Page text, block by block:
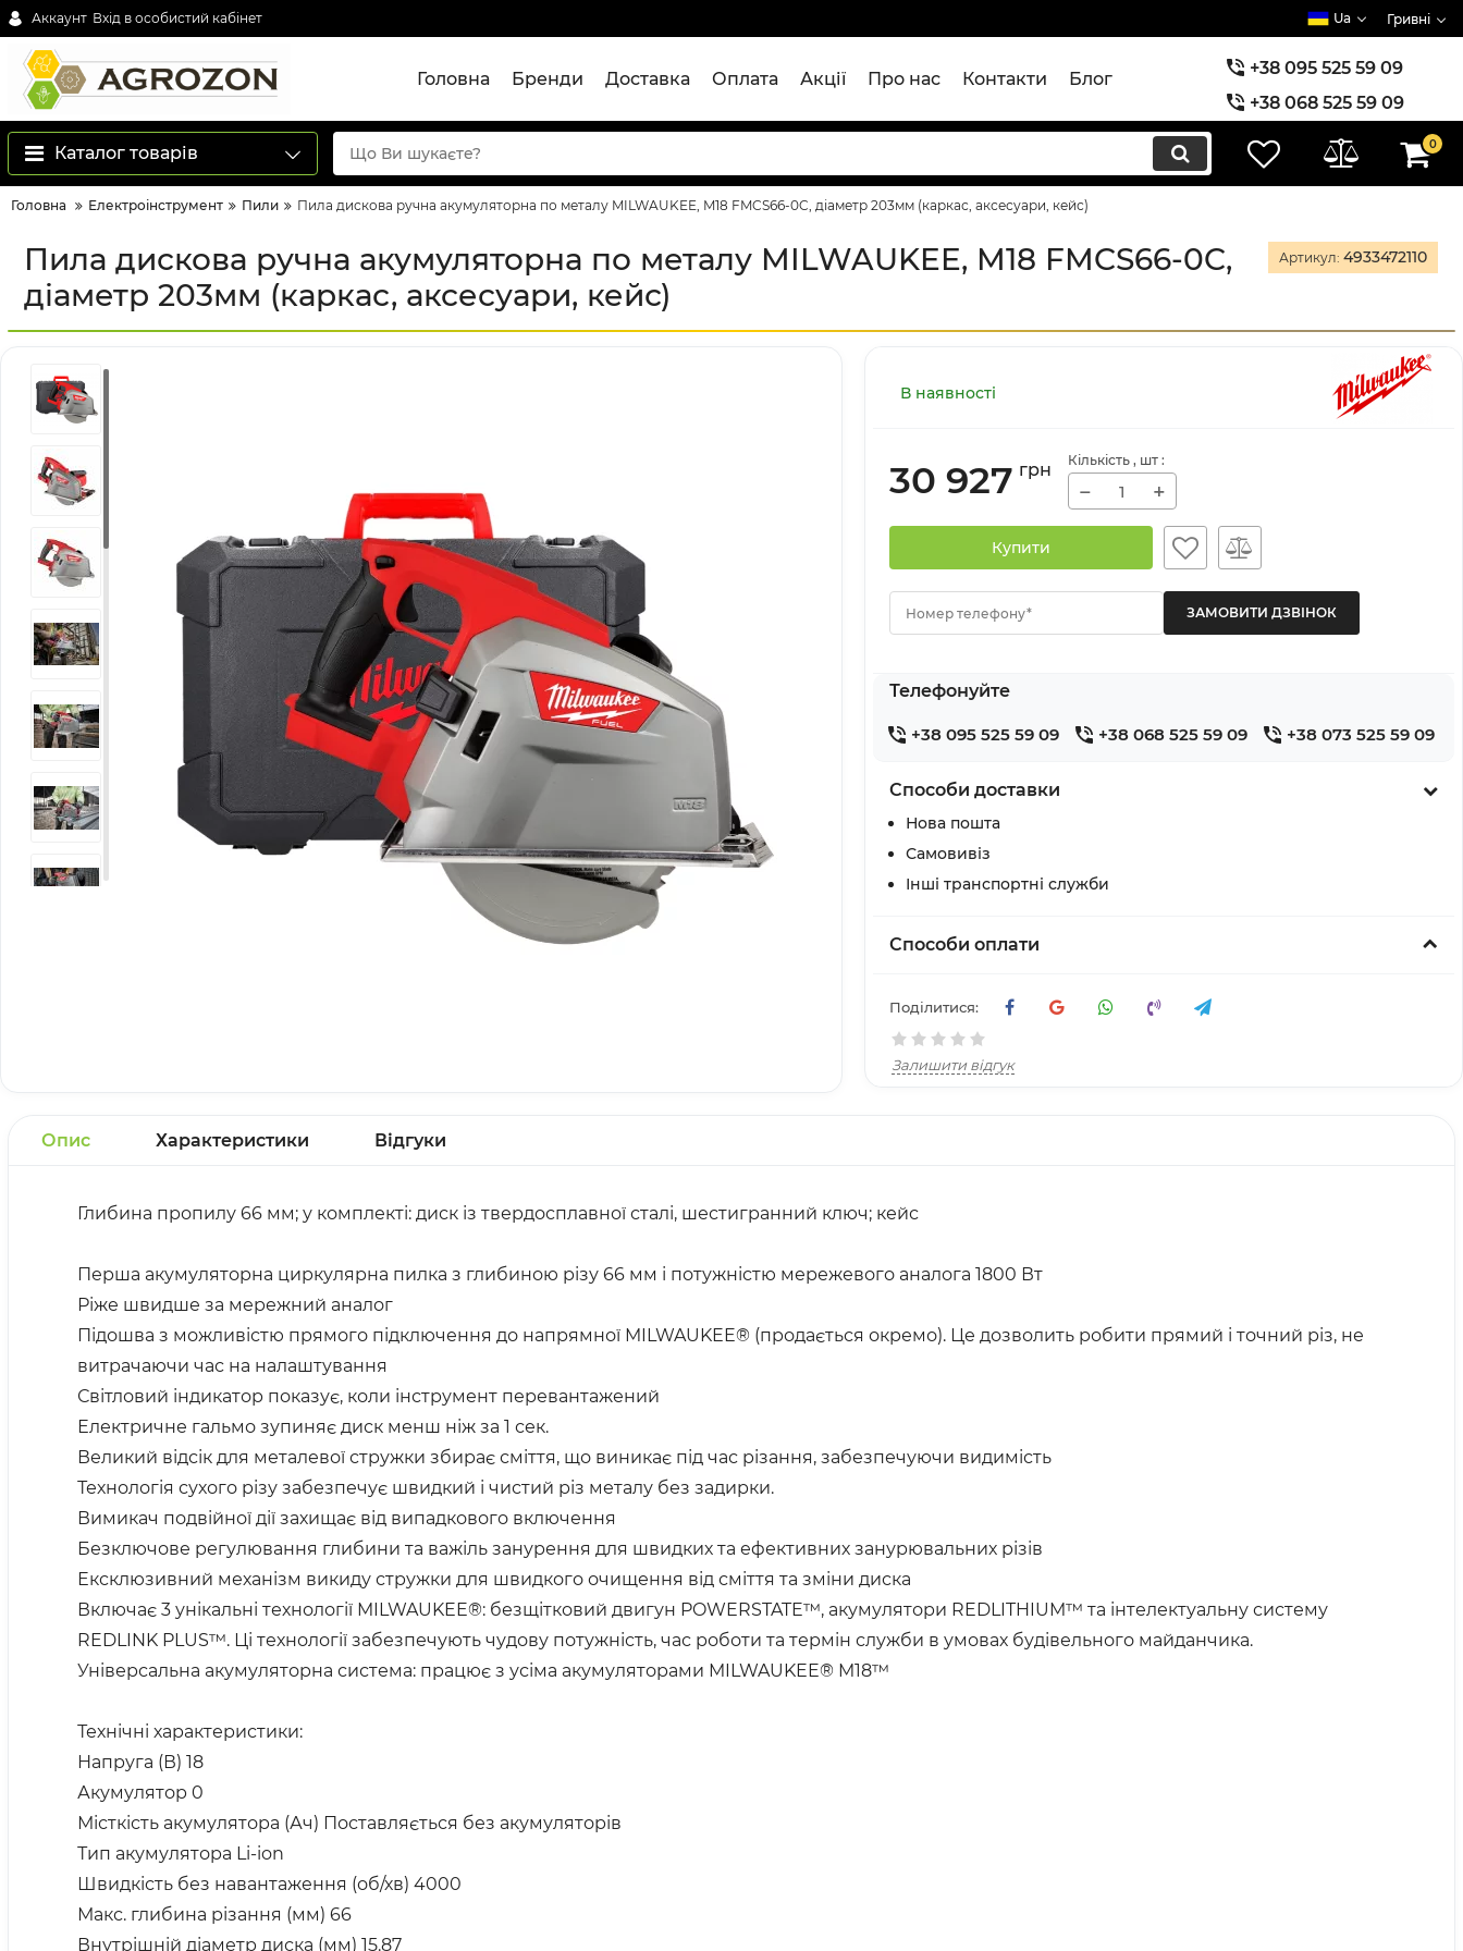
Аккаунт Вхід в особистий кабінет Ua Гривні
Головна Бренди Доставка Оплата Акції Про нас Контакти Блог
+38 095 525 59 09
+38 068 525 59 09
+38 073 525 59 09
Каталог товарів 0
Головна Електроінструмент Пили Пила дискова ручна акумуляторна по металу MILWAUKEE, M18 FMCS66-0C, діаметр 203мм (каркас, аксесуари, кейс)
Пила дискова ручна акумуляторна по металу MILWAUKEE, M18 FMCS66-0C,
діаметр 203мм (каркас, аксесуари, кейс)
Артикул: 4933472110
В наявності
30 927 грн Кількість , шт :
− +
Купити
Номер телефону*
Телефонуйте
+38 095 525 59 09 +38 068 525 59 09 +38 073 525 59 09
Способи доставки
Нова пошта
Самовивіз
Інші транспортні служби
Способи оплати
Поділитися:
Залишити відгук
Опис Характеристики Відгуки
Глибина пропилу 66 мм; у комплекті: диск із твердосплавної сталі, шестигранний ключ; кейс
Перша акумуляторна циркулярна пилка з глибиною різу 66 мм і потужністю мережевого аналога 1800 Вт
Ріже швидше за мережний аналог
Підошва з можливістю прямого підключення до напрямної MILWAUKEE® (продається окремо). Це дозволить робити прямий і точний різ, не
витрачаючи час на налаштування
Світловий індикатор показує, коли інструмент перевантажений
Електричне гальмо зупиняє диск менш ніж за 1 сек.
Великий відсік для металевої стружки збирає сміття, що виникає під час різання, забезпечуючи видимість
Технологія сухого різу забезпечує швидкий і чистий різ металу без задирки.
Вимикач подвійної дії захищає від випадкового включення
Безключове регулювання глибини та важіль занурення для швидких та ефективних занурювальних різів
Ексклюзивний механізм викиду стружки для швидкого очищення від сміття та зміни диска
Включає 3 унікальні технології MILWAUKEE®: безщітковий двигун POWERSTATE™, акумулятори REDLITHIUM™ та інтелектуальну систему
REDLINK PLUS™. Ці технології забезпечують чудову потужність, час роботи та термін служби в умовах будівельного майданчика.
Універсальна акумуляторна система: працює з усіма акумуляторами MILWAUKEE® M18™
Технічні характеристики:
Напруга (В) 18
Акумулятор 0
Місткість акумулятора (Ач) Поставляється без акумуляторів
Тип акумулятора Li-ion
Швидкість без навантаження (об/хв) 4000
Макс. глибина різання (мм) 66
Внутрішній діаметр диска (мм) 15.87